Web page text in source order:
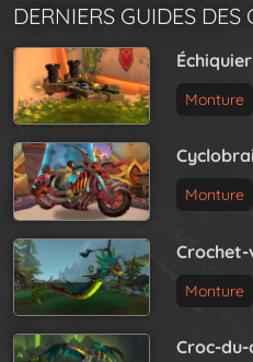
DERNIERS GUIDES
Monture
Monture
Monture
Croc-